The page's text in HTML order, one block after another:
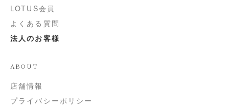
LOTUS会員
よくある質問
法人のお客様
ABOUT
店舗情報
プライバシーポリシー